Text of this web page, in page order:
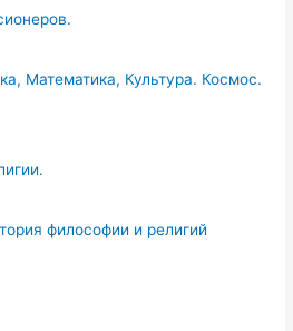
Математика, Культура. Космос.
философии и религий